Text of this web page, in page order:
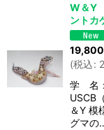
W＆Y
ントカ
19,800
(税込:
学 名
USCB
＆Y 模
グマの